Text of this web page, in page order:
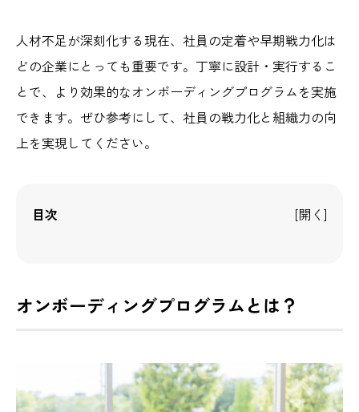
人材不足が深刻化する現在、社員の定着や早期戦力化は
どの企業にとっても重要です。丁寧に設計・実行するこ
とで、より効果的なオンボーディングプログラムを実施
できます。ぜひ参考にして、社員の戦力化と組織力の向
上を実現してください。
目次
オンボーディングプログラムとは？